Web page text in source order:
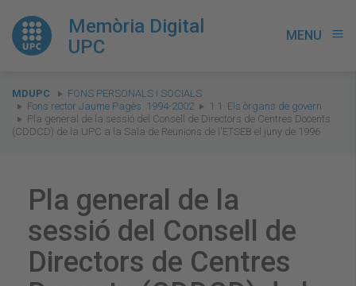
Memòria Digital
UPC
MENU menu
You
are
here:
MDUPC
FONS PERSONALS I SOCIALS
Fons rector Jaume Pagès. 1994-2002
1.1. Els òrgans de govern
Pla general de la sessió del Consell de Directors de Centres Docents
(CDDCD) de la UPC a la Sala de Reunions de l'ETSEB el juny de 1996
Pla general de la
sessió del Consell de
Directors de Centres